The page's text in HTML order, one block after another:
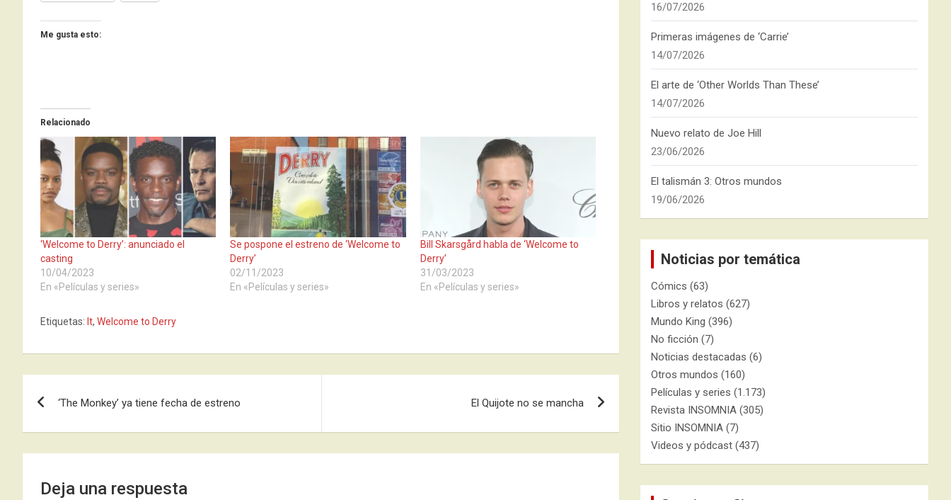
Me gusta esto:
Relacionado
‘Welcome to Derry’: anunciado el
casting
10/04/2023
En «Películas y series»
Se pospone el estreno de ‘Welcome to
Derry’
02/11/2023
En «Películas y series»
Bill Skarsgård habla de ‘Welcome to
Derry’
31/03/2023
En «Películas y series»
Etiquetas: It, Welcome to Derry
entradas
‘The Monkey’ ya tiene fecha de estreno El Quijote no se mancha
Deja una respuesta
16/07/2026
Primeras imágenes de ‘Carrie’
14/07/2026
El arte de ‘Other Worlds Than These’
14/07/2026
Nuevo relato de Joe Hill
23/06/2026
El talismán 3: Otros mundos
19/06/2026
Noticias por temática
Cómics (63)
Libros y relatos (627)
Mundo King (396)
No ficción (7)
Noticias destacadas (6)
Otros mundos (160)
Películas y series (1.173)
Revista INSOMNIA (305)
Sitio INSOMNIA (7)
Videos y pódcast (437)